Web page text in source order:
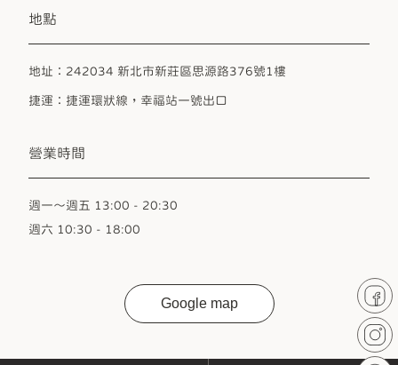
地點
地址：242034 新北市新莊區思源路376號1樓
捷運：捷運環狀線，幸福站一號出口
營業時間
週一～週五 13:00 - 20:30
週六 10:30 - 18:00
Google map